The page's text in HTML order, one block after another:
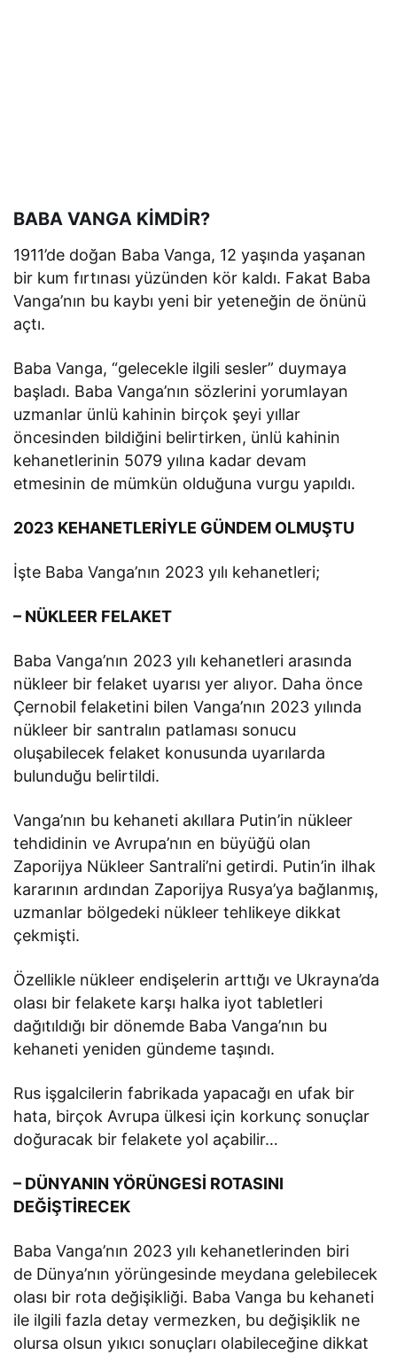
BABA VANGA KİMDİR?
1911’de doğan Baba Vanga, 12 yaşında yaşanan
bir kum fırtınası yüzünden kör kaldı. Fakat Baba
Vanga’nın bu kaybı yeni bir yeteneğin de önünü
açtı.
Baba Vanga, “gelecekle ilgili sesler” duymaya
başladı. Baba Vanga’nın sözlerini yorumlayan
uzmanlar ünlü kahinin birçok şeyi yıllar
öncesinden bildiğini belirtirken, ünlü kahinin
kehanetlerinin 5079 yılına kadar devam
etmesinin de mümkün olduğuna vurgu yapıldı.
2023 KEHANETLERİYLE GÜNDEM OLMUŞTU
İşte Baba Vanga’nın 2023 yılı kehanetleri;
– NÜKLEER FELAKET
Baba Vanga’nın 2023 yılı kehanetleri arasında
nükleer bir felaket uyarısı yer alıyor. Daha önce
Çernobil felaketini bilen Vanga’nın 2023 yılında
nükleer bir santralın patlaması sonucu
oluşabilecek felaket konusunda uyarılarda
bulunduğu belirtildi.
Vanga’nın bu kehaneti akıllara Putin’in nükleer
tehdidinin ve Avrupa’nın en büyüğü olan
Zaporijya Nükleer Santrali’ni getirdi. Putin’in ilhak
kararının ardından Zaporijya Rusya’ya bağlanmış,
uzmanlar bölgedeki nükleer tehlikeye dikkat
çekmişti.
Özellikle nükleer endişelerin arttığı ve Ukrayna’da
olası bir felakete karşı halka iyot tabletleri
dağıtıldığı bir dönemde Baba Vanga’nın bu
kehaneti yeniden gündeme taşındı.
Rus işgalcilerin fabrikada yapacağı en ufak bir
hata, birçok Avrupa ülkesi için korkunç sonuçlar
doğuracak bir felakete yol açabilir…
– DÜNYANIN YÖRÜNGESİ ROTASINI
DEĞİŞTİRECEK
Baba Vanga’nın 2023 yılı kehanetlerinden biri
de Dünya’nın yörüngesinde meydana gelebilecek
olası bir rota değişikliği. Baba Vanga bu kehaneti
ile ilgili fazla detay vermezken, bu değişiklik ne
olursa olsun yıkıcı sonuçları olabileceğine dikkat